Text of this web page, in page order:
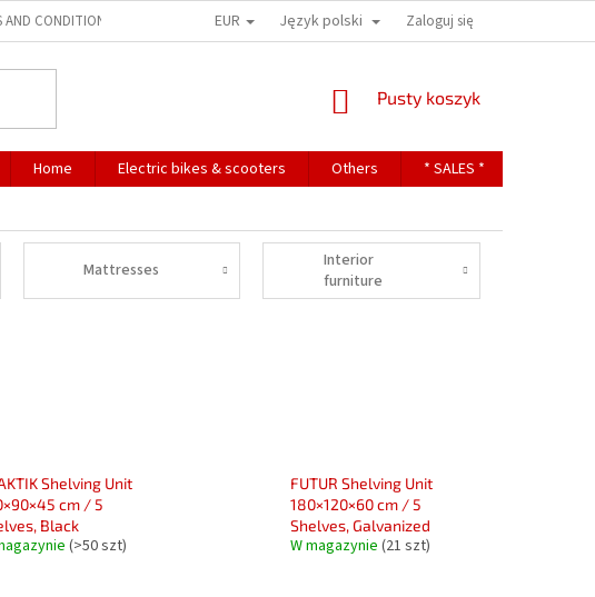
AND CONDITIONS TERMS OF PERSONAL DATA PROTECTION
EUR Język polski Zaloguj się
KOSZYK
Pusty koszyk
Home Electric bikes & scooters Others * SALES *
Mattresses
Interior
furniture
Shelving Unit
cm / 5
Black
(>50 szt)
FUTUR Shelving Unit
180×120×60 cm / 5
Shelves, Galvanized
W magazynie (21 szt)